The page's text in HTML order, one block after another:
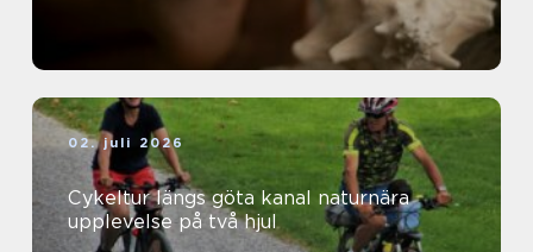
02. juli 2026
Cykeltur längs göta kanal naturnära
upplevelse på två hjul